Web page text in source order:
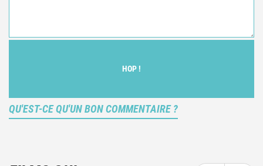
HOP !
QU'EST-CE QU'UN BON COMMENTAIRE ?